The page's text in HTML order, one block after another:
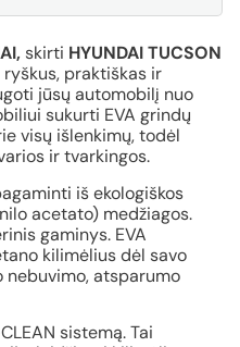
skirti HYUNDAI TUCSON
praktiškas ir
jūsų automobilį nuo
sukurti EVA grindų
visų išlenkimų, todėl
ir tvarkingos.
iš ekologiškos
acetato) medžiagos.
gaminys. EVA
kilimėlius dėl savo
nebuvimo, atsparumo
sistemą. Tai